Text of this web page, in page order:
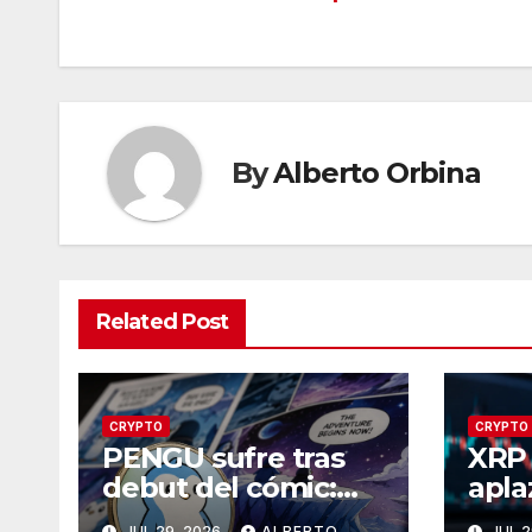
entradas
ByAlberto Orbina
Related Post
CRYPTO
PENGU sufre tras
debut del cómic:
¿por qué venden
CRYPTO